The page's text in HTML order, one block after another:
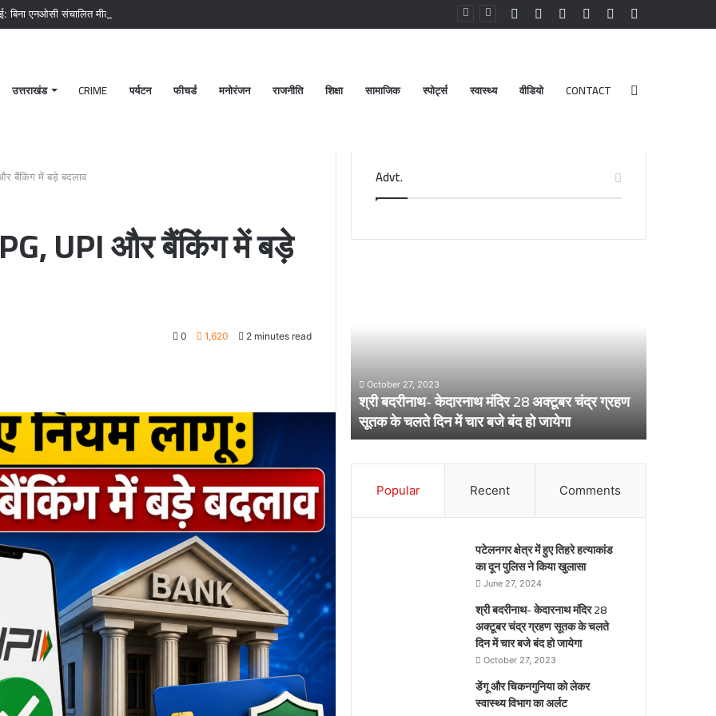
बिना एनओसी संचालित मीट दुकानों पर चला अभियान, 45250 रुपये का चालान
Random
Log
Instagram
YouTube
Facebook
उत्तराखंड CRIME पर्यटन फीचर्ड मनोरंजन राजनीति शिक्षा सामाजिक स्पोर्ट्स स्वास्थ्य वीडियो CONTACT
बैंकिंग में बड़े बदलाव
UPI और बैंकिंग में बड़े
0 1,620 2 minutes read
Advt.
28
के
चलते
में
चार
बजे
हो
जायेगा
श्री बदरीनाथ- केदारनाथ मंदिर 28 अक्टूबर चंद्र ग्रहण
सूतक के चलते दिन में चार बजे बंद हो जायेगा
अर्लटApril 29, 2024
डेंगू और चिकनगुनिया को लेकर स्वास्थ्य
Popular Recent Comments
पटेलनगर क्षेत्र में हुए तिहरे हत्याकांड
का दून पुलिस ने किया खुलासा
June 27, 2024
श्री बदरीनाथ- केदारनाथ मंदिर 28
अक्टूबर चंद्र ग्रहण सूतक के चलते
दिन में चार बजे बंद हो जायेगा
October 27, 2023
डेंगू और चिकनगुनिया को लेकर
स्वास्थ्य विभाग का अर्लट